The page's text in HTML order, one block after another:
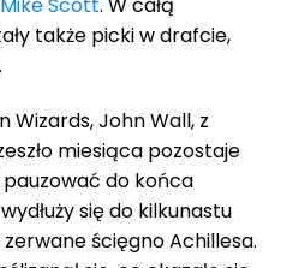
Mike Scott. W całą
także picki w drafcie,
Wizards, John Wall, z
miesiąca pozostaje
pauzować do końca
się do kilkunastu
ścięgno Achillesa.